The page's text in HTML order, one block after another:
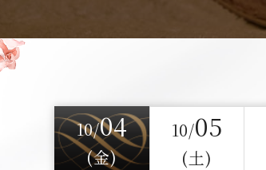
10/04
(金)
10/05
(土)